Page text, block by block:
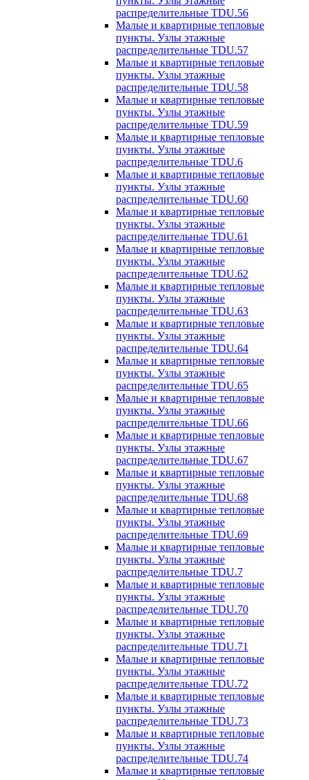
распределительные TDU.56
Малые и квартирные тепловые
пункты. Узлы этажные
распределительные TDU.57
Малые и квартирные тепловые
пункты. Узлы этажные
распределительные TDU.58
Малые и квартирные тепловые
пункты. Узлы этажные
распределительные TDU.59
Малые и квартирные тепловые
пункты. Узлы этажные
распределительные TDU.6
Малые и квартирные тепловые
пункты. Узлы этажные
распределительные TDU.60
Малые и квартирные тепловые
пункты. Узлы этажные
распределительные TDU.61
Малые и квартирные тепловые
пункты. Узлы этажные
распределительные TDU.62
Малые и квартирные тепловые
пункты. Узлы этажные
распределительные TDU.63
Малые и квартирные тепловые
пункты. Узлы этажные
распределительные TDU.64
Малые и квартирные тепловые
пункты. Узлы этажные
распределительные TDU.65
Малые и квартирные тепловые
пункты. Узлы этажные
распределительные TDU.66
Малые и квартирные тепловые
пункты. Узлы этажные
распределительные TDU.67
Малые и квартирные тепловые
пункты. Узлы этажные
распределительные TDU.68
Малые и квартирные тепловые
пункты. Узлы этажные
распределительные TDU.69
Малые и квартирные тепловые
пункты. Узлы этажные
распределительные TDU.7
Малые и квартирные тепловые
пункты. Узлы этажные
распределительные TDU.70
Малые и квартирные тепловые
пункты. Узлы этажные
распределительные TDU.71
Малые и квартирные тепловые
пункты. Узлы этажные
распределительные TDU.72
Малые и квартирные тепловые
пункты. Узлы этажные
распределительные TDU.73
Малые и квартирные тепловые
пункты. Узлы этажные
распределительные TDU.74
Малые и квартирные тепловые